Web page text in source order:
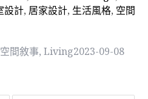
設計, 居家設計, 生活風格, 空間
間敘事, Living2023-09-08